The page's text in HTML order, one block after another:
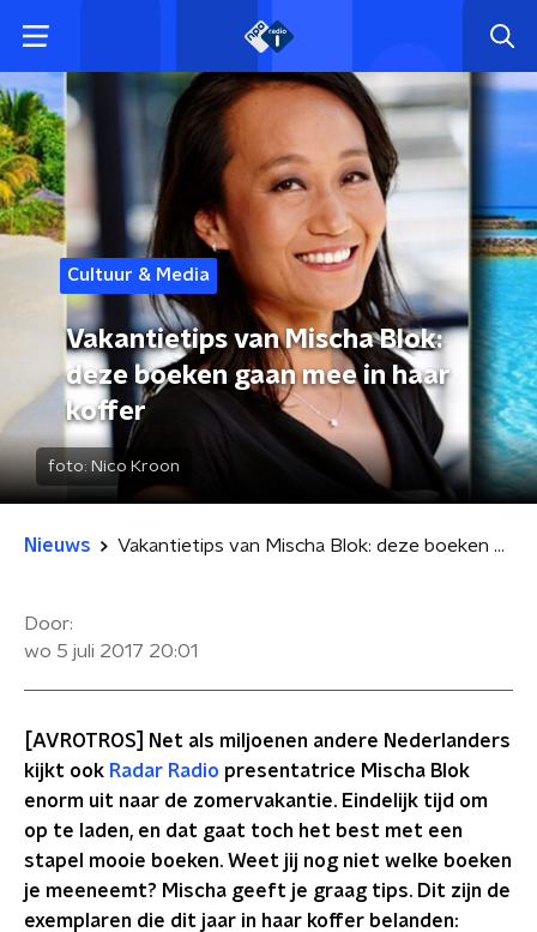
Cultuur & Media
Vakantietips van Mischa Blok:
deze boeken gaan mee in haar
koffer
foto: Nico Kroon
Nieuws Vakantietips van Mischa Blok: deze boeken gaan mee in haar koffer
Door:
wo 5 juli 2017 20:01
[AVROTROS] Net als miljoenen andere Nederlanders
kijkt ook Radar Radio presentatrice Mischa Blok
enorm uit naar de zomervakantie. Eindelijk tijd om
op te laden, en dat gaat toch het best met een
stapel mooie boeken. Weet jij nog niet welke boeken
je meeneemt? Mischa geeft je graag tips. Dit zijn de
exemplaren die dit jaar in haar koffer belanden: